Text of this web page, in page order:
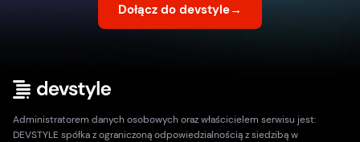
Dołącz do devstyle→
Administratorem danych osobowych oraz właścicielem serwisu jest:
DEVSTYLE spółka z ograniczoną odpowiedzialnością z siedzibą w